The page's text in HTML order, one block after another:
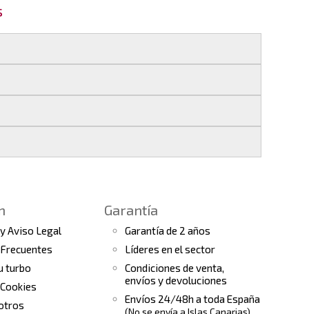
finales.
continuación).
condiciones generalespara más
del pedido para que puedas
Aviso Legal
turbo
Garantía
Garantía de 2 años
Líderes en el sector
Condiciones de venta,
envíos y devoluciones
Envíos 24/48h a toda España
(No se envía a Islas Canarias)